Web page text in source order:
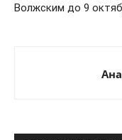
Волжским до 9